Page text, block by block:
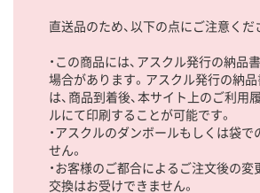
直送品のため、以下の点にご注意くだ
・この商品には、アスクル発行の納品
場合があります。アスクル発行の納
は、商品到着後、本サイト上のご利用
ルにて印刷することが可能です。
・アスクルのダンボールもしくは袋
せん。
・お客様のご都合によるご注文後の変
交換はお受けできません。